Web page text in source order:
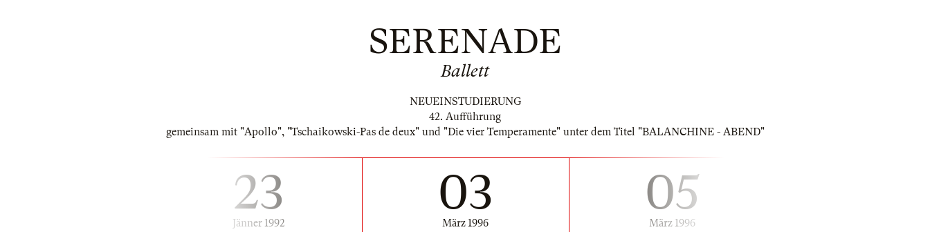
SERENADE
Ballett
NEUEINSTUDIERUNG
42. Aufführung
gemeinsam mit "Apollo", "Tschaikowski-Pas de deux" und "Die vier Temperamente" unter dem Titel "BALANCHINE - ABEND"
23
Jänner 1992
03
März 1996
05
März 1996